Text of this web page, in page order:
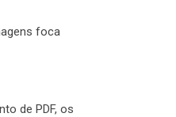
foca
de PDF, os